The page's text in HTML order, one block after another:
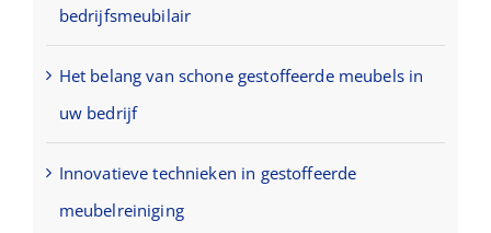
bedrijfsmeubilair
Het belang van schone gestoffeerde meubels in
uw bedrijf
Innovatieve technieken in gestoffeerde
meubelreiniging